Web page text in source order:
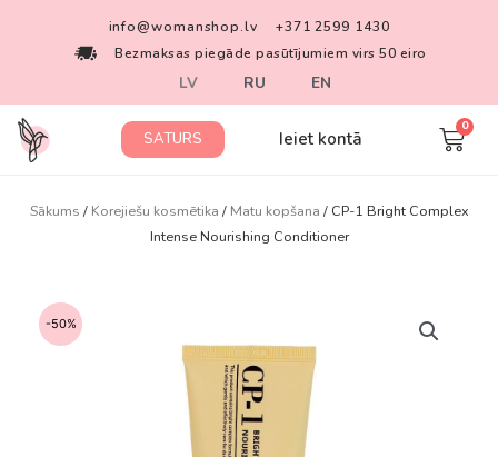
info@womanshop.lv
+371 2599 1430
Bezmaksas piegāde pasūtījumiem virs 50 eiro
LV RU EN
SATURS Ieiet kontā
Sākums / Korejiešu kosmētika / Matu kopšana / CP-1 Bright Complex
Intense Nourishing Conditioner
-50%